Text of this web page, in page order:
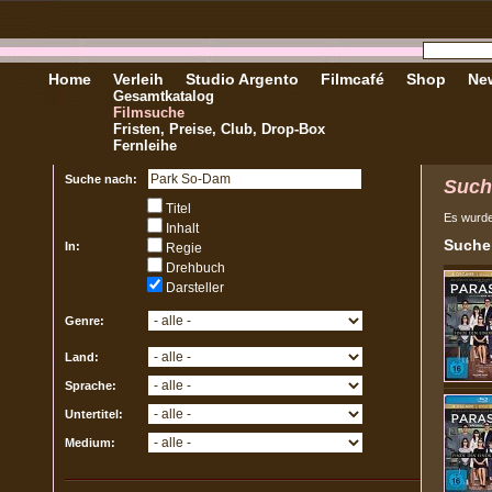
Home Verleih
Gesamtkatalog
Filmsuche
Fristen, Preise, Club, Drop-Box
Fernleihe
Studio Argento Filmcafé Shop
Suche nach:
In:
Titel
Inhalt
Regie
Drehbuch
Darsteller
Genre:
Land:
Sprache:
Untertitel:
Medium:
Es